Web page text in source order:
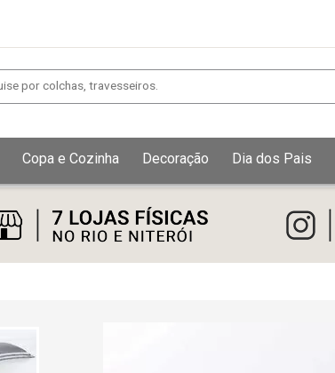
Copa e Cozinha Decoração Dia dos Pais